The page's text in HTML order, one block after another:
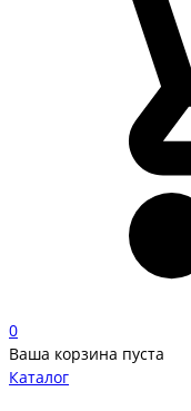
0
Ваша корзина пуста
Каталог